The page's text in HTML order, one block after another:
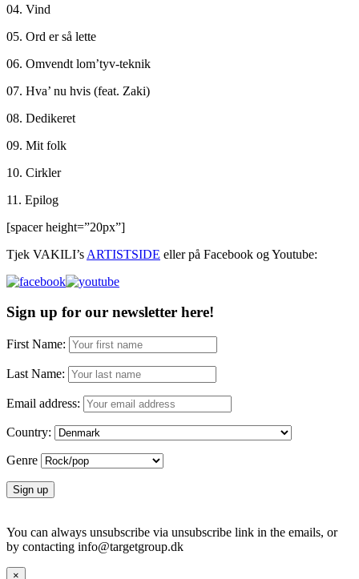
04. Vind
05. Ord er så lette
06. Omvendt lom’tyv-teknik
07. Hva’ nu hvis (feat. Zaki)
08. Dedikeret
09. Mit folk
10. Cirkler
11. Epilog
[spacer height=”20px”]
Tjek VAKILI’s ARTISTSIDE eller på Facebook og Youtube:
Sign up for our newsletter here!
First Name:
Last Name:
Email address:
Country:
Genre
You can always unsubscribe via unsubscribe link in the emails, or
by contacting info@targetgroup.dk
×